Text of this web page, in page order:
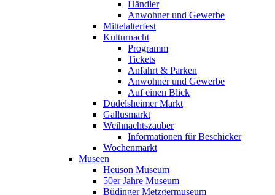
Händler
Anwohner und Gewerbe
Mittelalterfest
Kulturnacht
Programm
Tickets
Anfahrt & Parken
Anwohner und Gewerbe
Auf einen Blick
Düdelsheimer Markt
Gallusmarkt
Weihnachtszauber
Informationen für Beschicker
Wochenmarkt
Museen
Heuson Museum
50er Jahre Museum
Büdinger Metzgermuseum